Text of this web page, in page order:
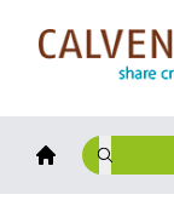
Calvendo